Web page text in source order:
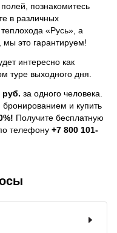
познакомитесь
в различных
«Русь», а
мы это гарантируем!
интересно как
туре выходного дня.
руб. за одного человека.
и купить
Получите бесплатную
телефону +7 800 101-